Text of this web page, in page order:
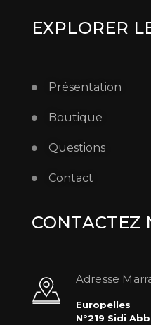
EXPLORER
Présentation
Boutique
Questions
Contact
CONTACTEZ
Adresse
Europelles
N°219 Sidi